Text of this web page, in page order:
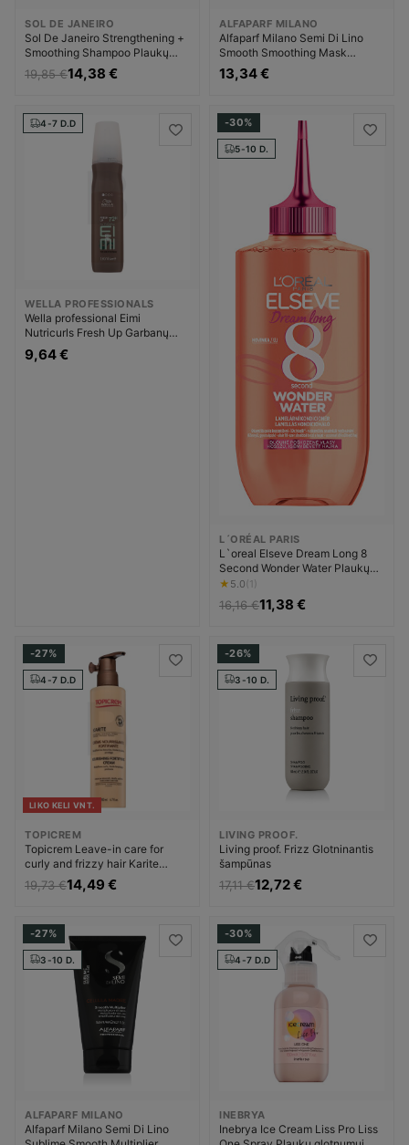
SOL DE JANEIRO
Sol De Janeiro Strengthening +
Smoothing Shampoo Plaukų
šampūnas Moterims
19,85 €14,38 €
ALFAPARF MILANO
Alfaparf Milano Semi Di Lino
Smooth Smoothing Mask
Plaukų kaukė Moterims
13,34 €
4-7 D.D
WELLA PROFESSIONALS
Wella professional Eimi
Nutricurls Fresh Up Garbanų
formavimui Priemonė
garbanotiems plaukams
9,64 €
-30%
5-10 D.
L´ORÉAL PARIS
L`oreal Elseve Dream Long 8
Second Wonder Water Plaukų
glotnumui Priemonė nuo plaukų
pūtimosi Moterims
★ 5.0(1)
16,16 €11,38 €
-27%
4-7 D.D
LIKO KELI VNT.
TOPICREM
Topicrem Leave-in care for
curly and frizzy hair Karite
(Nourishing Fortifying Cream)
Priemonė pažeistiems plaukams
19,73 €14,49 €
-26%
3-10 D.
LIVING PROOF.
Living proof. Frizz Glotninantis
šampūnas
17,11 €12,72 €
-27%
3-10 D.
ALFAPARF MILANO
Alfaparf Milano Semi Di Lino
-30%
4-7 D.D
INEBRYA
Inebrya Ice Cream Liss Pro Liss